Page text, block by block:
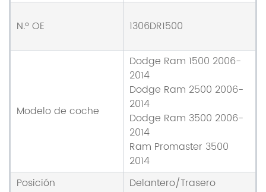
N.º OE 1306DR1500
Modelo de coche
Dodge Ram 1500 2006-
2014
Dodge Ram 2500 2006-
2014
Dodge Ram 3500 2006-
2014
Ram Promaster 3500
2014
Posición
Delantero/Trasero